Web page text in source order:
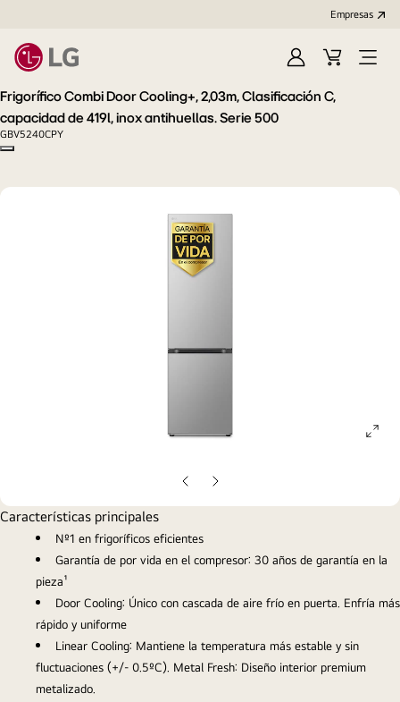
Empresas
Iniciar
Sesión
Carrito
de
Open
Frigorífico Combi Door Cooling+, 2,03m, Clasificación C,
capacidad de 419l, inox antihuellas. Serie 500
GBV5240CPY
Copy model name
Diapositiva
anterior
Diapositiva
siguiente
Características principales
Nº1 en frigoríficos eficientes
Garantía de por vida en el compresor: 30 años de garantía en la
pieza¹
Door Cooling: Único con cascada de aire frío en puerta. Enfría más
rápido y uniforme
Linear Cooling: Mantiene la temperatura más estable y sin
fluctuaciones (+/- 0.5ºC). Metal Fresh: Diseño interior premium
metalizado.